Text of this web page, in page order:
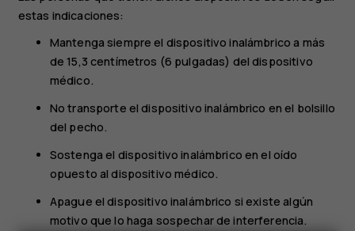
estas indicaciones:
Mantenga siempre el dispositivo inalámbrico a más
de 15,3 centímetros (6 pulgadas) del dispositivo
médico.
No transporte el dispositivo inalámbrico en el bolsillo
del pecho.
Sostenga el dispositivo inalámbrico en el oído
opuesto al dispositivo médico.
Apague el dispositivo inalámbrico si existe algún
motivo que lo haga sospechar de interferencia.